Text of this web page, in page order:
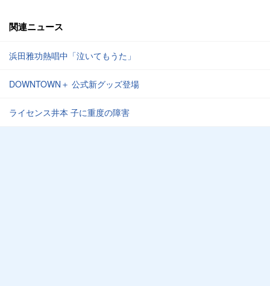
関連ニュース
浜田雅功熱唱中「泣いてもうた」
DOWNTOWN＋ 公式新グッズ登場
ライセンス井本 子に重度の障害